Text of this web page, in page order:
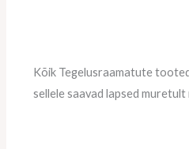
Kõik Tegelusraamatute
sellele saavad lapsed